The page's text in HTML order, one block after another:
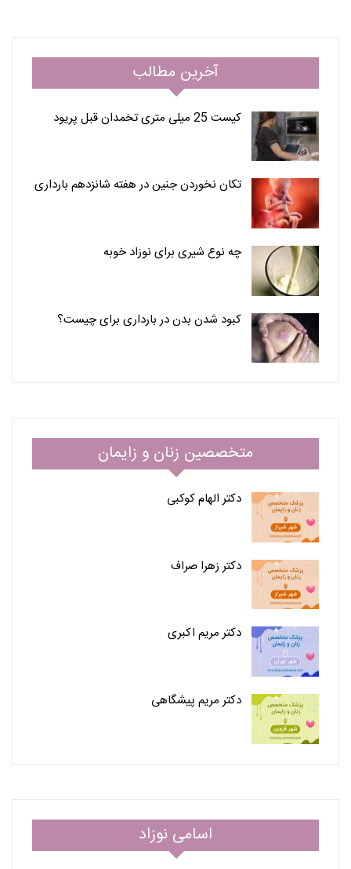
آخرین مطالب
کیست 25 میلی متری تخمدان قبل پریود
تکان نخوردن جنین در هفته شانزدهم بارداری
چه نوع شیری برای نوزاد خوبه
کبود شدن بدن در بارداری برای چیست؟
متخصصین زنان و زایمان
دکتر الهام کوکبی
دکتر زهرا صراف
دکتر مریم اکبری
دکتر مریم پیشگاهی
اسامی نوزاد